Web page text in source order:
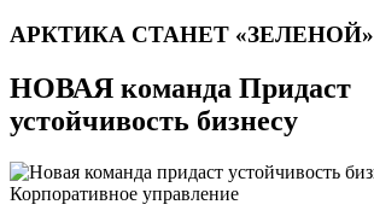
АРКТИКА СТАНЕТ «ЗЕЛЕНОЙ»
НОВАЯ команда Придаст
устойчивость бизнесу
Корпоративное управление